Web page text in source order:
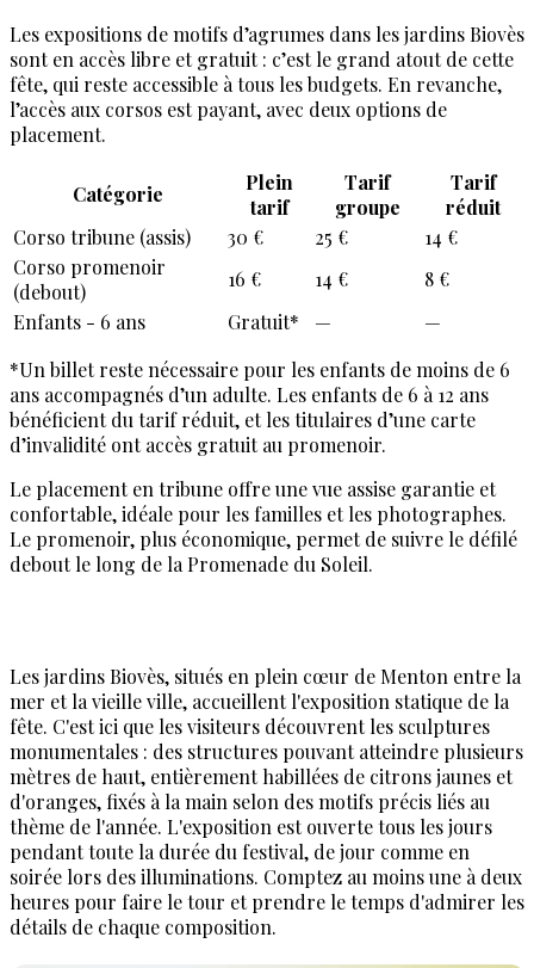
Les expositions de motifs d’agrumes dans les jardins Biovès
sont en accès libre et gratuit : c’est le grand atout de cette
fête, qui reste accessible à tous les budgets. En revanche,
l’accès aux corsos est payant, avec deux options de
placement.
Catégorie
Plein
tarif
Tarif
groupe
Tarif
réduit
Corso tribune (assis)
30 € 25 €
14 €
Corso promenoir
(debout)
16 € 14 €
8 €
Enfants - 6 ans
Gratuit* —
—
*Un billet reste nécessaire pour les enfants de moins de 6
ans accompagnés d’un adulte. Les enfants de 6 à 12 ans
bénéficient du tarif réduit, et les titulaires d’une carte
d’invalidité ont accès gratuit au promenoir.
Le placement en tribune offre une vue assise garantie et
confortable, idéale pour les familles et les photographes.
Le promenoir, plus économique, permet de suivre le défilé
debout le long de la Promenade du Soleil.
Les jardins Biovès, situés en plein cœur de Menton entre la
mer et la vieille ville, accueillent l'exposition statique de la
fête. C'est ici que les visiteurs découvrent les sculptures
monumentales : des structures pouvant atteindre plusieurs
mètres de haut, entièrement habillées de citrons jaunes et
d'oranges, fixés à la main selon des motifs précis liés au
thème de l'année. L'exposition est ouverte tous les jours
pendant toute la durée du festival, de jour comme en
soirée lors des illuminations. Comptez au moins une à deux
heures pour faire le tour et prendre le temps d'admirer les
détails de chaque composition.